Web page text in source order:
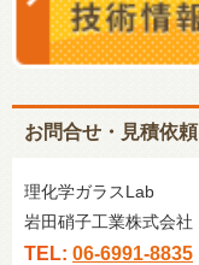
お問合せ・見積依頼
理化学ガラスLab
岩田硝子工業株式会社
TEL: 06-6991-8835